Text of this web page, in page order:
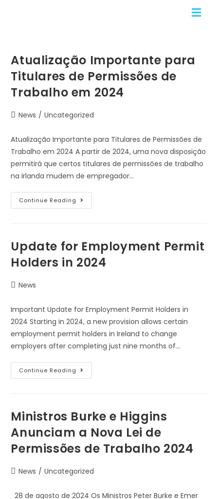
Atualização Importante para
Titulares de Permissões de
Trabalho em 2024
News / Uncategorized
Atualização Importante para Titulares de Permissões de
Trabalho em 2024 A partir de 2024, uma nova disposição
permitirá que certos titulares de permissões de trabalho
na Irlanda mudem de empregador…
Continue Reading
Update for Employment Permit
Holders in 2024
News
Important Update for Employment Permit Holders in
2024 Starting in 2024, a new provision allows certain
employment permit holders in Ireland to change
employers after completing just nine months of…
Continue Reading
Ministros Burke e Higgins
Anunciam a Nova Lei de
Permissões de Trabalho 2024
News / Uncategorized
28 de agosto de 2024 Os Ministros Peter Burke e Emer